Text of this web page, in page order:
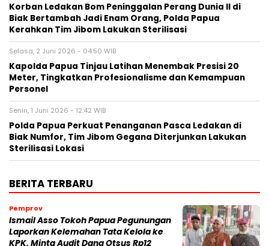
Korban Ledakan Bom Peninggalan Perang Dunia II di
Biak Bertambah Jadi Enam Orang, Polda Papua
Kerahkan Tim Jibom Lakukan Sterilisasi
Selasa, 2 Juni 2026 - 04:50 WIB
Kapolda Papua Tinjau Latihan Menembak Presisi 20
Meter, Tingkatkan Profesionalisme dan Kemampuan
Personel
Senin, 1 Juni 2026 - 12:42 WIB
Polda Papua Perkuat Penanganan Pasca Ledakan di
Biak Numfor, Tim Jibom Gegana Diterjunkan Lakukan
Sterilisasi Lokasi
BERITA TERBARU
Pemprov
Ismail Asso Tokoh Papua Pegunungan
Laporkan Kelemahan Tata Kelola ke
KPK, Minta Audit Dana Otsus Rp12